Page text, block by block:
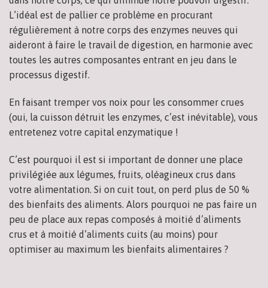
L’idéal est de pallier ce problème en procurant
régulièrement à notre corps des enzymes neuves qui
aideront à faire le travail de digestion, en harmonie avec
toutes les autres composantes entrant en jeu dans le
processus digestif.
En faisant tremper vos noix pour les consommer crues
(oui, la cuisson détruit les enzymes, c’est inévitable), vous
entretenez votre capital enzymatique !
C’est pourquoi il est si important de donner une place
privilégiée aux légumes, fruits, oléagineux crus dans
votre alimentation. Si on cuit tout, on perd plus de 50 %
des bienfaits des aliments. Alors pourquoi ne pas faire un
peu de place aux repas composés à moitié d’aliments
crus et à moitié d’aliments cuits (au moins) pour
optimiser au maximum les bienfaits alimentaires ?